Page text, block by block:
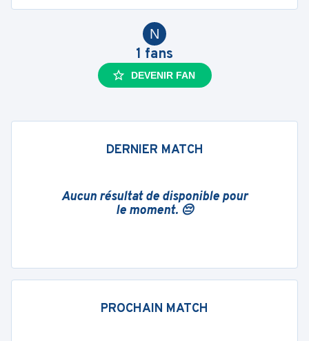
N
1 fans
DEVENIR FAN
DERNIER MATCH
Aucun résultat de disponible pour
le moment. 😔
PROCHAIN MATCH